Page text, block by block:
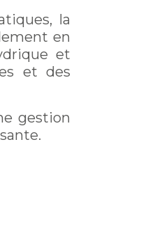
la
en
et
et des
gestion